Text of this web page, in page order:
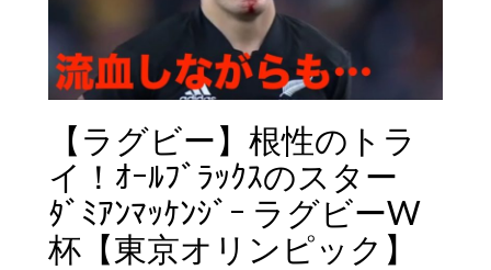
【ラグビー】根性のトラ
イ！ｵｰﾙﾌﾞﾗｯｸｽのスター
ﾀﾞﾐｱﾝﾏｯｹﾝｼﾞｰ ラグビーW
杯【東京オリンピック】